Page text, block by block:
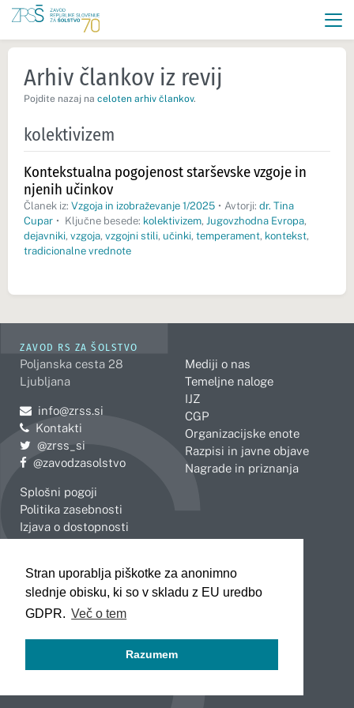
Stran uporablja piškotke za anonimno
slednje obisku, ki so v skladu z EU uredbo
GDPR. Več o tem
Razumem
Arhiv člankov iz revij
Pojdite nazaj na celoten arhiv člankov.
kolektivizem
Kontekstualna pogojenost starševske vzgoje in
njenih učinkov
Članek iz: Vzgoja in izobraževanje 1/2025 • Avtorji: dr. Tina
Cupar • Ključne besede: kolektivizem, Jugovzhodna Evropa,
dejavniki, vzgoja, vzgojni stili, učinki, temperament, kontekst,
tradicionalne vrednote
ZAVOD RS ZA ŠOLSTVO
Poljanska cesta 28
Ljubljana
Pošljite e-mail na
info@zrss.si
Kontakti
Pojdite na Twitter:
@zrss_si
Pojdite na Facebook:
@zavodzasolstvo
Splošni pogoji
Politika zasebnosti
Izjava o dostopnosti
Mediji o nas
Temeljne naloge
IJZ
CGP
Organizacijske enote
Razpisi in javne objave
Nagrade in priznanja
Celje
Koper
Kranj
Novo mesto
Slovenj Gradec